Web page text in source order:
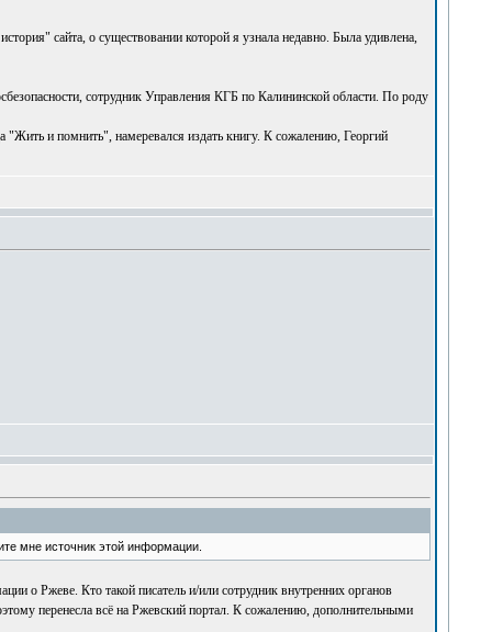
сайта, о существовании которой я узнала недавно. Была удивлена,
сотрудник Управления КГБ по Калининской области. По роду
и помнить", намеревался издать книгу. К сожалению, Георгий
мне источник этой информации.
о Ржеве. Кто такой писатель и/или сотрудник внутренних органов
перенесла всё на Ржевский портал. К сожалению, дополнительными